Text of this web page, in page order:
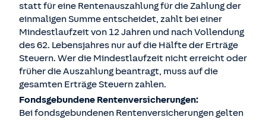
statt für eine Rentenauszahlung für die Zahlung der
einmaligen Summe entscheidet, zahlt bei einer
Mindestlaufzeit von 12 Jahren und nach Vollendung
des 62. Lebensjahres nur auf die Hälfte der Erträge
Steuern. Wer die Mindestlaufzeit nicht erreicht oder
früher die Auszahlung beantragt, muss auf die
gesamten Erträge Steuern zahlen.
Fondsgebundene Rentenversicherungen:
Bei fondsgebundenen Rentenversicherungen gelten